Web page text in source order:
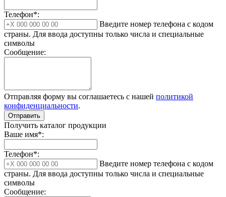
Телефон*:
Введите номер телефона с кодом
страны. Для ввода доступны только числа и специальные
символы
Сообщение:
Отправляя форму вы соглашаетесь с нашей политикой
конфиденциальности.
Отправить
Получить каталог продукции
Ваше имя*:
Телефон*:
Введите номер телефона с кодом
страны. Для ввода доступны только числа и специальные
символы
Сообщение: